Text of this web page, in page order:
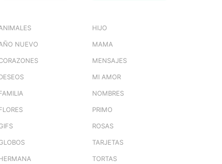
NUEVO
HIJO
MAMA
MENSAJES
MI AMOR
NOMBRES
PRIMO
ROSAS
TARJETAS
TORTAS